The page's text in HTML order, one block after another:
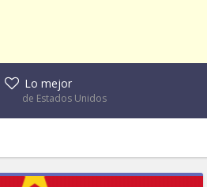
Lo mejor
de Estados Unidos